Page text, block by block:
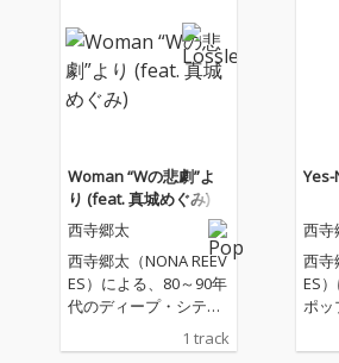
ム『Human』が完成！
テレビやラジオ、テレ
ビアニメ、スナック、
カラオケなど、 昭和と
ノスタルジアを追い求
める先にこそ未来を見
つけた、日本のポッ
プ・ミュージックへの
愛とオマージュを込め
た傑作カヴァー・アル
バム！ 本作では西寺自
筒美京平、湯川れい
2/
ム
劇”
本隆
日
ジッ
刻む
の、
サー
Woman “Wの悲劇”よ
り (feat. 真城めぐみ)
西寺郷太
西寺郷太（NONA REEV
ES）による、80～90年
代のディープ・シティ
ポップ＝歌謡曲／ニュ
ー・ミュージックに向
1 track
Yes-
西寺
西寺
ES
ポッ
歌
下げ